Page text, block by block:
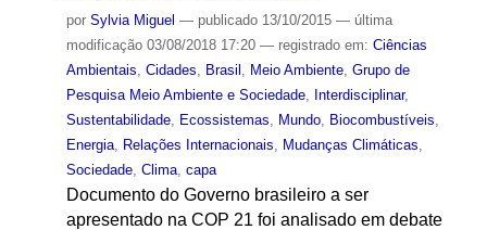
por Sylvia Miguel — publicado13/10/2015 — última
modificação03/08/2018 17:20 — registrado em: Ciências
Ambientais Cidades Brasil Meio Ambiente, Grupo de
Pesquisa Meio Ambiente e Sociedade, Interdisciplinar,
Sustentabilidade, Ecossistemas Mundo, Biocombustíveis
Energia, Relações Internacionais Mudanças Climáticas
Sociedade, Clima, capa
Documento do Governo brasileiro a ser
apresentado na COP 21 foi analisado em debate